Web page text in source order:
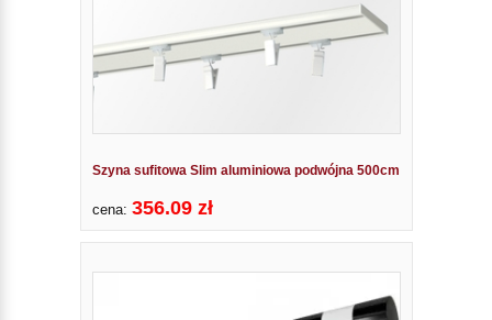
Szyna sufitowa Slim aluminiowa podwójna 500cm
cena: 356.09 zł